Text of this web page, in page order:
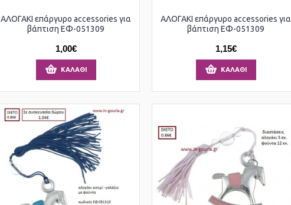
ΑΛΟΓΑΚΙ επάργυρο accessories για
βάπτιση ΕΦ-051309
1,00€
ΚΑΛΆΘΙ
ΑΛΟΓΑΚΙ επάργυρο accessories για
βάπτιση ΕΦ-051309
1,15€
ΚΑΛΆΘΙ